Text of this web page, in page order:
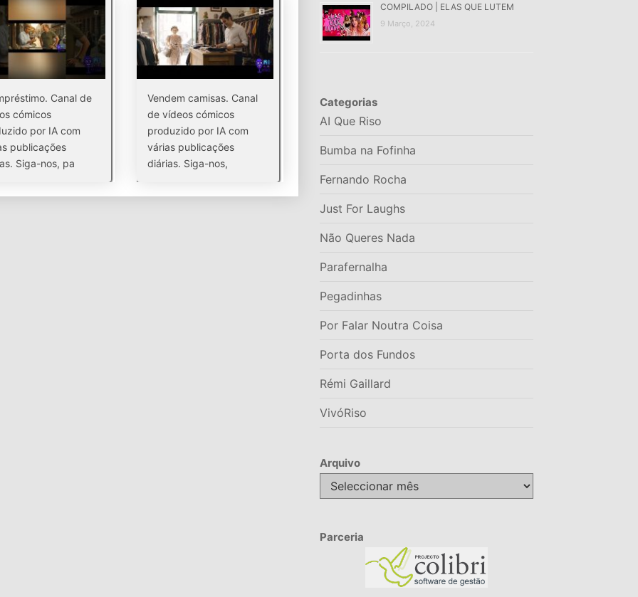
Canal de
cómicos
por IA com
publicações
Siga-nos, pa
Vendem camisas. Canal
de vídeos cómicos
produzido por IA com
várias publicações
diárias. Siga-nos,
COMPILADO | ELAS QUE LUTEM
9 Março, 2024
Categorias
AI Que Riso
Bumba na Fofinha
Fernando Rocha
Just For Laughs
Não Queres Nada
Parafernalha
Pegadinhas
Por Falar Noutra Coisa
Porta dos Fundos
Rémi Gaillard
VivóRiso
Arquivo
Arquivo
Parceria